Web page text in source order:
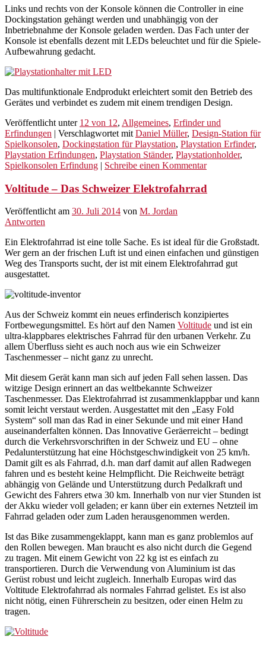
Links und rechts von der Konsole können die Controller in eine
Dockingstation gehängt werden und unabhängig von der
Inbetriebnahme der Konsole geladen werden. Das Fach unter der
Konsole ist ebenfalls dezent mit LEDs beleuchtet und für die Spiele-
Aufbewahrung gedacht.
Das multifunktionale Endprodukt erleichtert somit den Betrieb des
Gerätes und verbindet es zudem mit einem trendigen Design.
Veröffentlicht unter 12 von 12, Allgemeines, Erfinder und
Erfindungen | Verschlagwortet mit Daniel Müller, Design-Station für
Spielkonsolen, Dockingstation für Playstation, Playstation Erfinder,
Playstation Erfindungen, Playstation Ständer, Playstationholder,
Spielkonsolen Erfindung | Schreibe einen Kommentar
Voltitude – Das Schweizer Elektrofahrrad
Veröffentlicht am 30. Juli 2014 von M. Jordan
Antworten
Ein Elektrofahrrad ist eine tolle Sache. Es ist ideal für die Großstadt.
Wer gern an der frischen Luft ist und einen einfachen und günstigen
Weg des Transports sucht, der ist mit einem Elektrofahrrad gut
ausgestattet.
Aus der Schweiz kommt ein neues erfinderisch konzipiertes
Fortbewegungsmittel. Es hört auf den Namen Voltitude und ist ein
ultra-klappbares elektrisches Fahrrad für den urbanen Verkehr. Zu
allem Überfluss sieht es auch noch aus wie ein Schweizer
Taschenmesser – nicht ganz zu unrecht.
Mit diesem Gerät kann man sich auf jeden Fall sehen lassen. Das
witzige Design erinnert an das weltbekannte Schweizer
Taschenmesser. Das Elektrofahrrad ist zusammenklappbar und kann
somit leicht verstaut werden. Ausgestattet mit den „Easy Fold
System“ soll man das Rad in einer Sekunde und mit einer Hand
auseinanderfalten können. Das Innovative Geräerreicht – bedingt
durch die Verkehrsvorschriften in der Schweiz und EU – ohne
Pedalunterstützung hat eine Höchstgeschwindigkeit von 25 km/h.
Damit gilt es als Fahrrad, d.h. man darf damit auf allen Radwegen
fahren und es besteht keine Helmpflicht. Die Reichweite beträgt
abhängig von Gelände und Unterstützung durch Pedalkraft und
Gewicht des Fahrers etwa 30 km. Innerhalb von nur vier Stunden ist
der Akku wieder voll geladen; er kann über ein externes Netzteil im
Fahrrad geladen oder zum Laden herausgenommen werden.
Ist das Bike zusammengeklappt, kann man es ganz problemlos auf
den Rollen bewegen. Man braucht es also nicht durch die Gegend
zu tragen. Mit einem Gewicht von 22 kg ist es einfach zu
transportieren. Durch die Verwendung von Aluminium ist das
Gerüst robust und leicht zugleich. Innerhalb Europas wird das
Voltitude Elektrofahrrad als normales Fahrrad gelistet. Es ist also
nicht nötig, einen Führerschein zu besitzen, oder einen Helm zu
tragen.